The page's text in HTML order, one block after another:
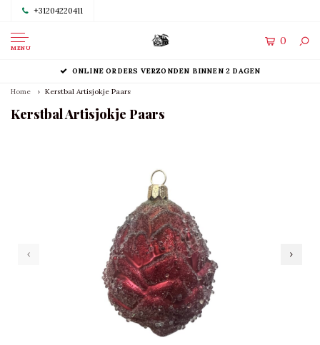
+31204220411
MENU
0
ONLINE ORDERS VERZONDEN BINNEN 2 DAGEN
Home Kerstbal Artisjokje Paars
Kerstbal Artisjokje Paars